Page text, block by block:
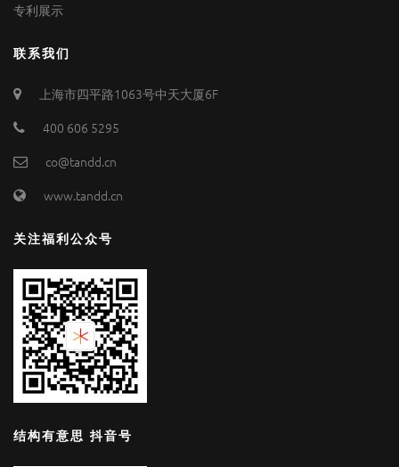
专利展示
联系我们
上海市四平路1063号中天大厦6F
400 606 5295
co@tandd.cn
www.tandd.cn
关注福利公众号
结构有意思 抖音号